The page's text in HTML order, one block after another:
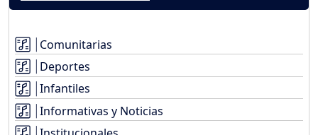
Comunitarias
Deportes
Infantiles
Informativas y Noticias